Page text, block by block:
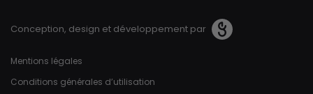
Conception, design et développement par
Pied de page
Mentions légales
Conditions générales d’utilisation